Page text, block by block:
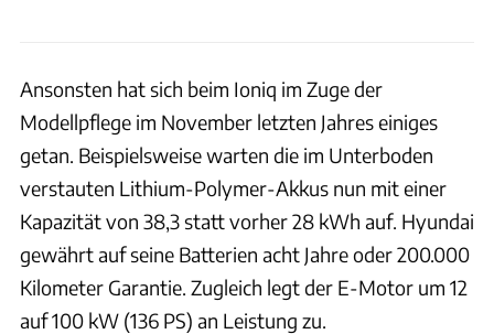
Ansonsten hat sich beim Ioniq im Zuge der
Modellpflege im November letzten Jahres einiges
getan. Beispielsweise warten die im Unterboden
verstauten Lithium-Polymer-Akkus nun mit einer
Kapazität von 38,3 statt vorher 28 kWh auf. Hyundai
gewährt auf seine Batterien acht Jahre oder 200.000
Kilometer Garantie. Zugleich legt der E-Motor um 12
auf 100 kW (136 PS) an Leistung zu.